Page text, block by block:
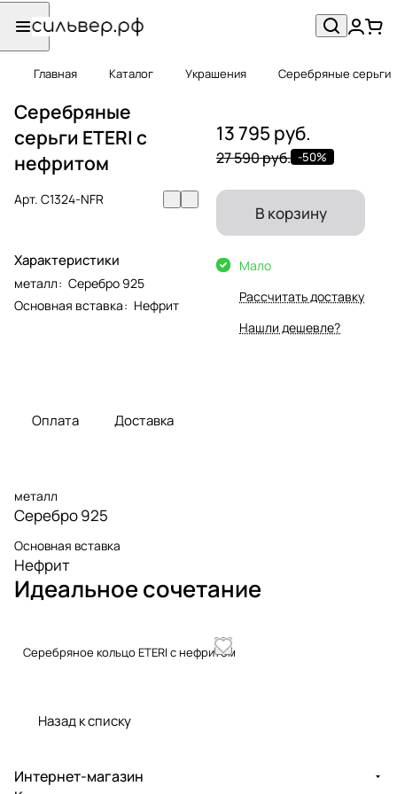
Главная Каталог Украшения Серебряные серьги
Серебряные
серьги ETERI с
нефритом
Арт. C1324-NFR
Характеристики
металл: Серебро 925
Основная вставка: Нефрит
13 795 руб.
27 590 руб. -50%
В корзину
Мало
Рассчитать доставку
Нашли дешевле?
Оплата Доставка
металл
Серебро 925
Основная вставка
Нефрит
Идеальное сочетание
Серебряное кольцо ETERI с нефритом
Назад к списку
Интернет-магазин